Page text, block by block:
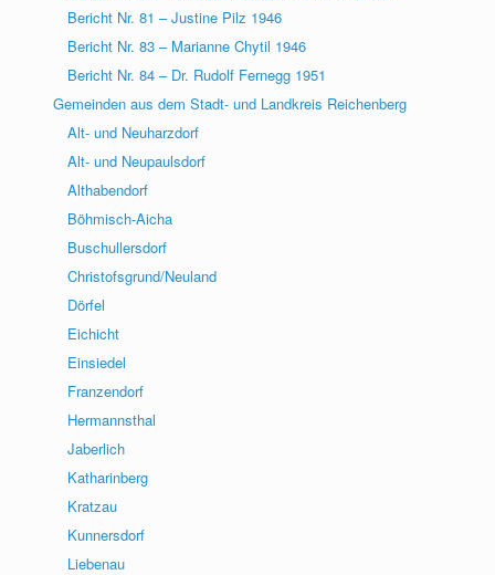
Bericht Nr. 81 – Justine Pilz 1946
Bericht Nr. 83 – Marianne Chytil 1946
Bericht Nr. 84 – Dr. Rudolf Fernegg 1951
Gemeinden aus dem Stadt- und Landkreis Reichenberg
Alt- und Neuharzdorf
Alt- und Neupaulsdorf
Althabendorf
Böhmisch-Aicha
Buschullersdorf
Christofsgrund/Neuland
Dörfel
Eichicht
Einsiedel
Franzendorf
Hermannsthal
Jaberlich
Katharinberg
Kratzau
Kunnersdorf
Liebenau